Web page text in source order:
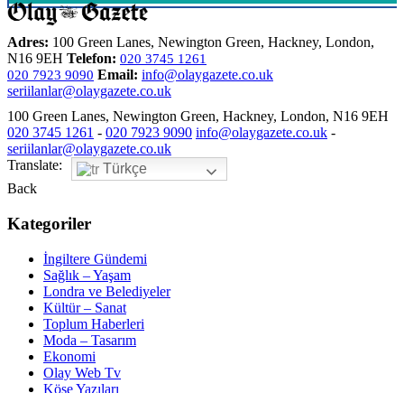
Adres: 100 Green Lanes, Newington Green, Hackney, London,
N16 9EH Telefon: 020 3745 1261
020 7923 9090 Email: info@olaygazete.co.uk
seriilanlar@olaygazete.co.uk
100 Green Lanes, Newington Green, Hackney, London, N16 9EH
020 3745 1261 - 020 7923 9090 info@olaygazete.co.uk -
seriilanlar@olaygazete.co.uk
Translate:
Türkçe
Back
Kategoriler
İngiltere Gündemi
Sağlık – Yaşam
Londra ve Belediyeler
Kültür – Sanat
Toplum Haberleri
Moda – Tasarım
Ekonomi
Olay Web Tv
Köşe Yazıları